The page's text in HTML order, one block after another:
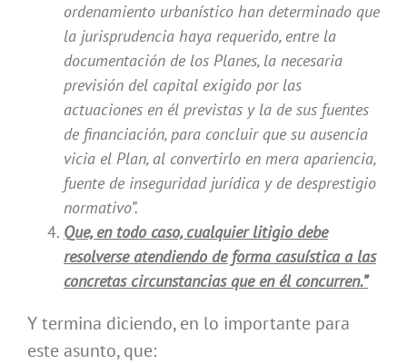
ordenamiento urbanístico han determinado que
la jurisprudencia haya requerido, entre la
documentación de los Planes, la necesaria
previsión del capital exigido por las
actuaciones en él previstas y la de sus fuentes
de financiación, para concluir que su ausencia
vicia el Plan, al convertirlo en mera apariencia,
fuente de inseguridad jurídica y de desprestigio
normativo”.
Que, en todo caso, cualquier litigio debe
resolverse atendiendo de forma casuística a las
concretas circunstancias que en él concurren.”
Y termina diciendo, en lo importante para
este asunto, que: